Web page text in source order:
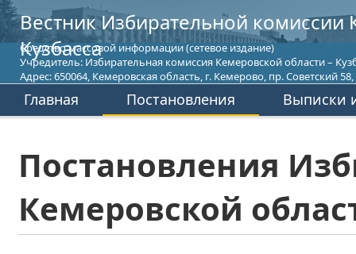
Вестник Избирательной комиссии
Кузбасса
Средство массовой информации (сетевое издание)
Учредитель: Избирательная комиссия Кемеровской области –
Адрес: 650064, Кемеровская область, г. Кемерово, пр. Советский 58,
Главная Постановления Выписки
Постановления
Кемеровской